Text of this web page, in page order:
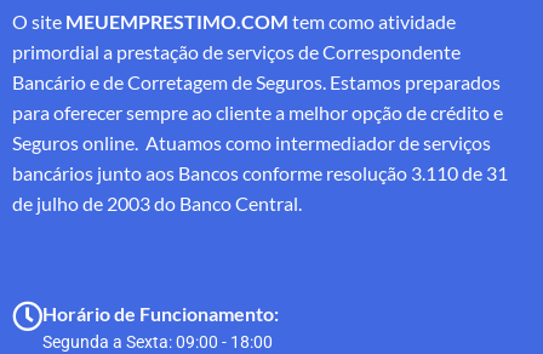
O site MEUEMPRESTIMO.COM tem como atividade
primordial a prestação de serviços de Correspondente
Bancário e de Corretagem de Seguros. Estamos preparados
para oferecer sempre ao cliente a melhor opção de crédito e
Seguros online. Atuamos como intermediador de serviços
bancários junto aos Bancos conforme resolução 3.110 de 31
de julho de 2003 do Banco Central.
Horário de Funcionamento:
Segunda a Sexta: 09:00 - 18:00